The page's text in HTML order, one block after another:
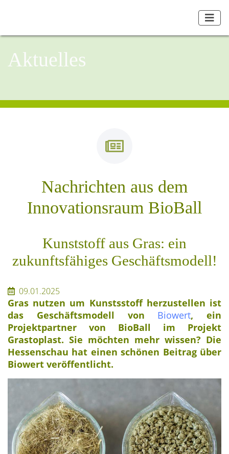
Aktuelles
Nachrichten aus dem
Innovationsraum BioBall
Kunststoff aus Gras: ein
zukunftsfähiges Geschäftsmodell!
09.01.2025
Gras nutzen um Kunstsstoff herzustellen ist
das Geschäftsmodell von Biowert, ein
Projektpartner von BioBall im Projekt
Grastoplast. Sie möchten mehr wissen? Die
Hessenschau hat einen schönen Beitrag über
Biowert veröffentlicht.